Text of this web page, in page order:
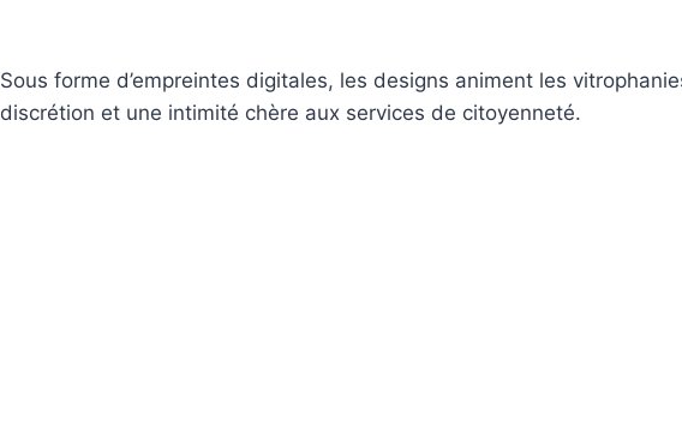
Sous forme d’empreintes digitales, les designs animent les
discrétion et une intimité chère aux services de citoyenneté.